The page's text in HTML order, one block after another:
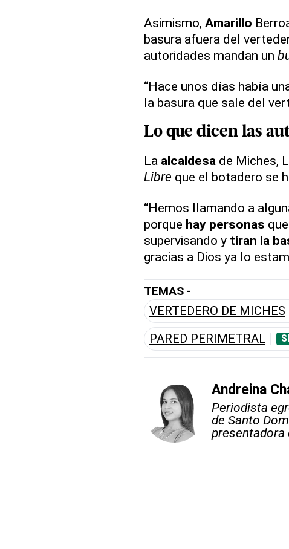
Asimismo, Amarillo
basura afuera del
autoridades mandan un
“Hace unos días había
la basura que sale del
Lo que dicen las
La alcaldesa de Miches,
Libre que el botadero se
“Hemos llamando a
porque hay personas
supervisando ytiran la
gracias a Dios ya lo
TEMAS -
VERTEDERO DE MICHES
PARED PERIMETRAL
Andreina
Periodista
de Santo
presentadora